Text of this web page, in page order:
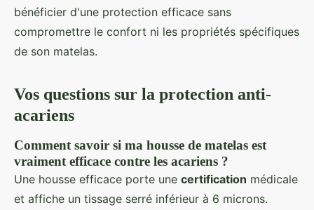
bénéficier d'une protection efficace sans
compromettre le confort ni les propriétés spécifiques
de son matelas.
Vos questions sur la protection anti-
acariens
Comment savoir si ma housse de matelas est
vraiment efficace contre les acariens ?
Une housse efficace porte une certification médicale
et affiche un tissage serré inférieur à 6 microns.